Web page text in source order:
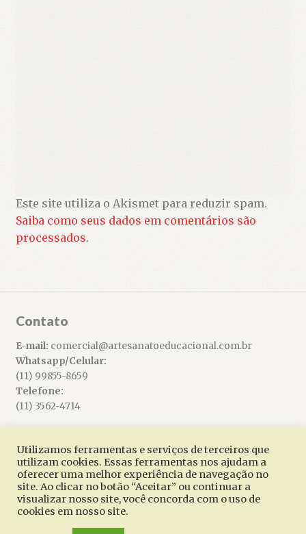
Este site utiliza o Akismet para reduzir spam.
Saiba como seus dados em comentários são
processados.
Contato
E-mail: comercial@artesanatoeducacional.com.br
Whatsapp/Celular:
(11) 99855-8659
Telefone:
(11) 3562-4714
© Artesanato Educacional 2026
Built with WooCommerce.
Utilizamos ferramentas e serviços de terceiros que
utilizam cookies. Essas ferramentas nos ajudam a
oferecer uma melhor experiência de navegação no
site. Ao clicar no botão “Aceitar” ou continuar a
visualizar nosso site, você concorda com o uso de
cookies em nosso site.